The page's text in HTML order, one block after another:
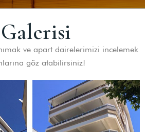
ve apart dairelerimizi incelemek
göz atabilirsiniz!